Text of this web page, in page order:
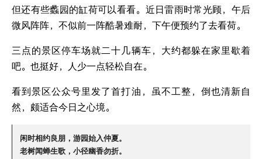
但还有些蠡园的缸荷可以看看。近日雷雨时常光顾，午后
微风阵阵，不似前一阵酷暑难耐，下午便预约了去看荷。
三点的景区停车场就二十几辆车，大约都躲在家里歇着
吧。也挺好，人少一点轻松自在。
看到景区公众号里发了首打油，虽不工整，倒也清新自
然，颇适合今日之心境。
闲时相约良朋，游园始入仲夏。
老树闻蝉生歌，小径幽香勿折。